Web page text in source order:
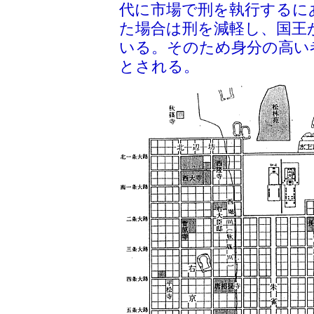
代に市場で刑を執行する
た場合は刑を減軽し、国
いる。そのため身分の高
とされる。